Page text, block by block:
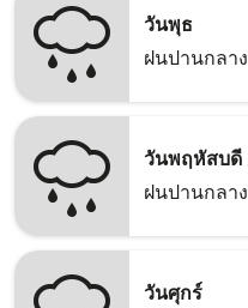
วันพุธ
ฝนปานกลาง
วันพฤหัสบดี
ฝนปานกลาง
วันศุกร์